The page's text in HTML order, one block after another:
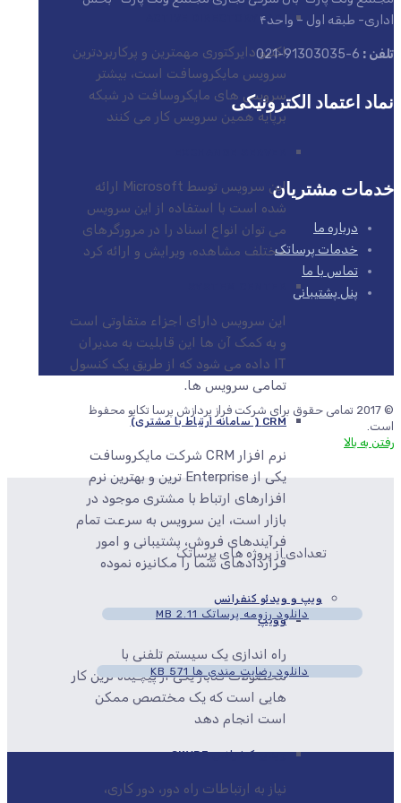
ACTIVE DIRECTORY (AD)
اکتیو دایرکتوری مهمترین و پرکاربردترین
سرویس مایکروسافت است، بیشتر
سرویس های مایکروسافت در شبکه
برپایه همین سرویس کار می کنند
این سرویس توسط Microsoft ارائه
شده است با استفاده از این سرویس
می توان انواع اسناد را در مرورگرهای
مختلف مشاهده، ویرایش و ارائه کرد
این سرویس دارای اجزاء متفاوتی است
و به کمک آن ها این قابلیت به مدیران
IT داده می شود که از طریق یک کنسول
تمامی سرویس ها.
CRM ( سامانه ارتباط با مشتری)
نرم افزار CRM شرکت مایکروسافت
یکی از Enterprise ترین و بهترین نرم
افزارهای ارتباط با مشتری موجود در
بازار است، این سرویس به سرعت تمام
فرآیندهای فروش، پشتیبانی و امور
قراردادهای شما را مکانیزه نموده
ویپ و ویدئو کنفرانس
وویپ
راه اندازی یک سیستم تلفنی با
محصولات کدباز یکی از پیچیده ترین کار
هایی است که یک مختصص ممکن
است انجام دهد
ویدیو کنفرانس SKYPE
نیاز به ارتباطات راه دور، دور کاری،
اداری- طبقه اول – واحد۴
تلفن : 6-91303035-021
نماد اعتماد الکترونیکی
خدمات مشتریان
درباره ما
خدمات پرساتک
تماس با ما
پنل پشتیبانی
© 2017 تمامی حقوق برای شرکت فراز پردازش پرسا تکاپو محفوظ
است.
رفتن به بالا
تعدادی از پروژه های پرساتک
دانلود رزومه پرساتک 2.11 MB
دانلود رضایت مندی ها 571 KB